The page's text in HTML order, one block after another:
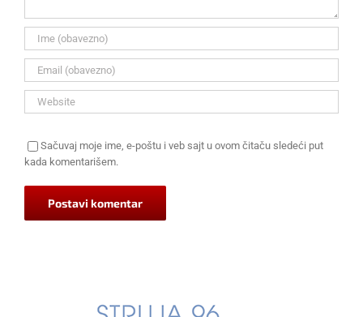
Sačuvaj moje ime, e-poštu i veb sajt u ovom čitaču sledeći put
kada komentarišem.